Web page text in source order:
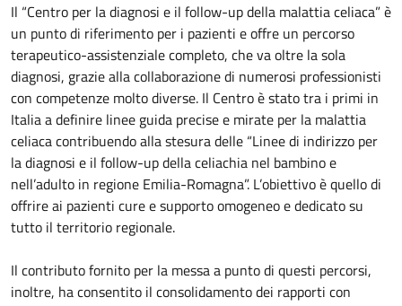
Il “Centro per la diagnosi e il follow-up della malattia celiaca” è
un punto di riferimento per i pazienti e offre un percorso
terapeutico-assistenziale completo, che va oltre la sola
diagnosi, grazie alla collaborazione di numerosi professionisti
con competenze molto diverse. Il Centro è stato tra i primi in
Italia a definire linee guida precise e mirate per la malattia
celiaca contribuendo alla stesura delle “Linee di indirizzo per
la diagnosi e il follow-up della celiachia nel bambino e
nell’adulto in regione Emilia-Romagna”. L’obiettivo è quello di
offrire ai pazienti cure e supporto omogeneo e dedicato su
tutto il territorio regionale.
Il contributo fornito per la messa a punto di questi percorsi,
inoltre, ha consentito il consolidamento dei rapporti con